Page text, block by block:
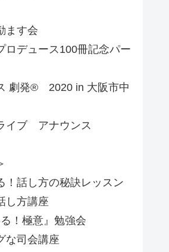
ます会
ロデュース100冊記念パー
劇発®︎ 2020 in 大阪市中
イブ アナウンス
！話し方の秘訣レッスン
し方講座
る！極意』勉強会
な司会講座